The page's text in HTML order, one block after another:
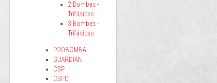
2 Bombas -
Trifásicas
3 Bombas -
Trifásicas
PROBOMBA
GUARDIAN
CSP
CSPD